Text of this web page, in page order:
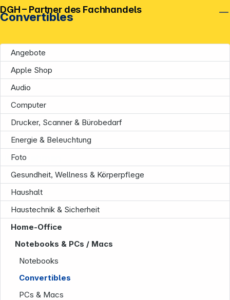
Convertibles
Angebote
Apple Shop
Audio
Computer
Drucker, Scanner & Bürobedarf
Energie & Beleuchtung
Foto
Gesundheit, Wellness & Körperpflege
Haushalt
Haustechnik & Sicherheit
Home-Office
Notebooks & PCs / Macs
Notebooks
Convertibles
PCs & Macs
DGH – Partner des Fachhandels
Unternehmen